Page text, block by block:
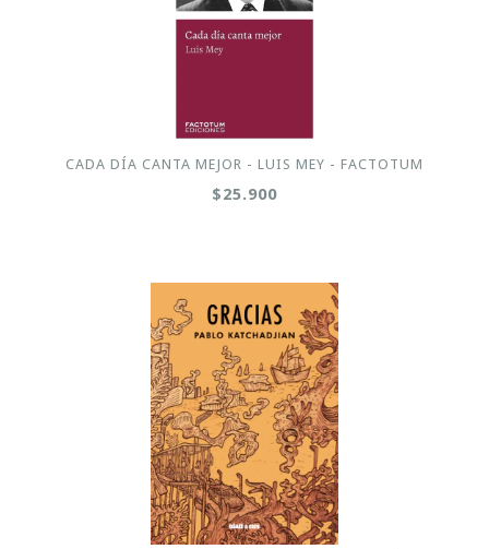
CADA DÍA CANTA MEJOR - LUIS MEY - FACTOTUM
$25.900